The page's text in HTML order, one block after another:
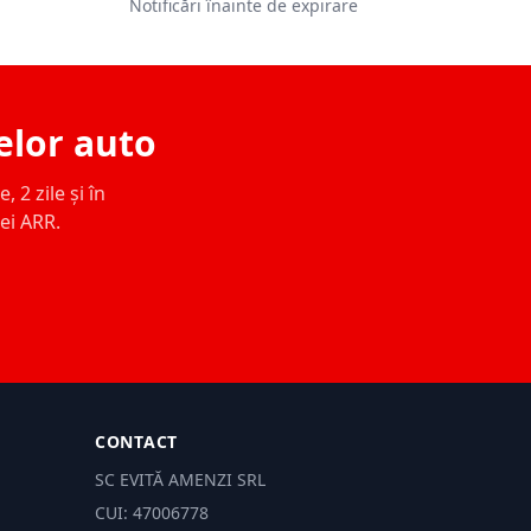
Notificări înainte de expirare
auto
2 zile și în
ARR.
CONTACT
SC EVITĂ AMENZI SRL
CUI: 47006778